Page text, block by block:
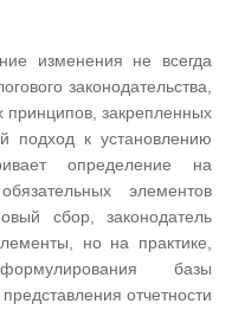
изменения не всегда
законодательства,
принципов, закрепленных
к установлению
определение на
элементов
сбор, законодатель
но на практике,
базы
отчетности